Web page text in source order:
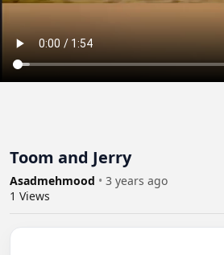
Toom and Jerry
Asadmehmood • 3 years ago
1 Views